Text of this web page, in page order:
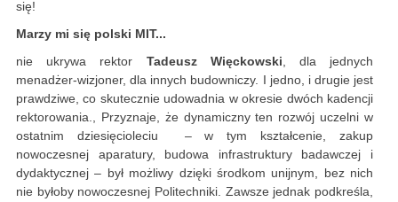
się!
Marzy mi się polski MIT...
nie ukrywa rektor Tadeusz Więckowski, dla jednych
menadżer-wizjoner, dla innych budowniczy. I jedno, i drugie jest
prawdziwe, co skutecznie udowadnia w okresie dwóch kadencji
rektorowania., Przyznaje, że dynamiczny ten rozwój uczelni w
ostatnim dziesięcioleciu – w tym kształcenie, zakup
nowoczesnej aparatury, budowa infrastruktury badawczej i
dydaktycznej – był możliwy dzięki środkom unijnym, bez nich
nie byłoby nowoczesnej Politechniki. Zawsze jednak podkreśla,